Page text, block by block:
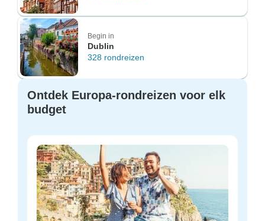
Begin in
Dublin
328 rondreizen
Ontdek Europa-rondreizen voor elk
budget